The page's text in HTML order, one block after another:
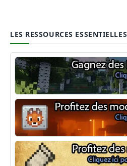
LES RESSOURCES ESSENTIELLES
Optifine
NeoForge